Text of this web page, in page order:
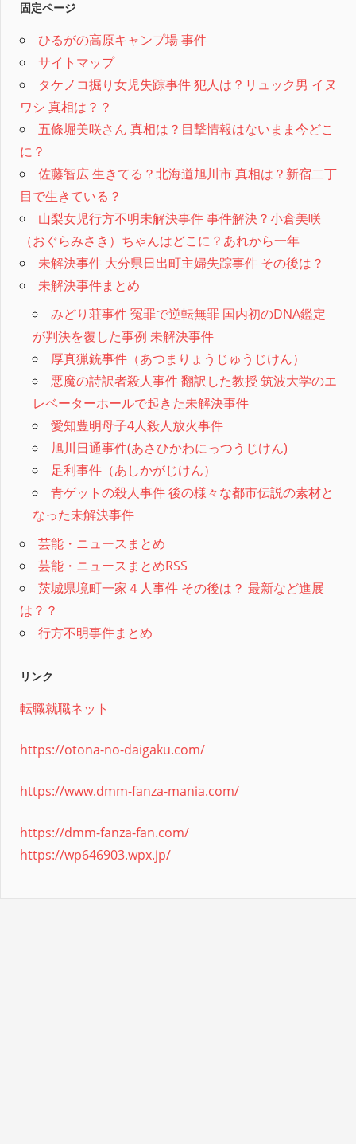
固定ページ
ひるがの高原キャンプ場 事件
サイトマップ
タケノコ掘り女児失踪事件 犯人は？リュック男 イヌ
ワシ 真相は？？
五條堀美咲さん 真相は？目撃情報はないまま今どこ
に？
佐藤智広 生きてる？北海道旭川市 真相は？新宿二丁
目で生きている？
山梨女児行方不明未解決事件 事件解決？小倉美咲
（おぐらみさき）ちゃんはどこに？あれから一年
未解決事件 大分県日出町主婦失踪事件 その後は？
未解決事件まとめ
みどり荘事件 冤罪で逆転無罪 国内初のDNA鑑定
が判決を覆した事例 未解決事件
厚真猟銃事件（あつまりょうじゅうじけん）
悪魔の詩訳者殺人事件 翻訳した教授 筑波大学のエ
レベーターホールで起きた未解決事件
愛知豊明母子4人殺人放火事件
旭川日通事件(あさひかわにっつうじけん)
足利事件（あしかがじけん）
青ゲットの殺人事件 後の様々な都市伝説の素材と
なった未解決事件
芸能・ニュースまとめ
芸能・ニュースまとめRSS
茨城県境町一家４人事件 その後は？ 最新など進展
は？？
行方不明事件まとめ
リンク
転職就職ネット
https://otona-no-daigaku.com/
https://www.dmm-fanza-mania.com/
https://dmm-fanza-fan.com/
https://wp646903.wpx.jp/